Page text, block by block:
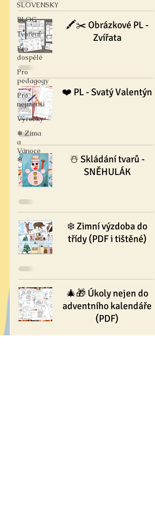
SLOVENSKY
BLOG
Tvoření
Pro
dospělé
Pro
pedagogy
Pro
nejmenší
Výrobky
❄ Zima
a
Vánoce
❄
🖍✂️ Obrázkové PL -
Zvířata
❤️ PL - Svatý Valentýn
☃️ Skládání tvarů -
SNĚHULÁK
❄️ Zimní výzdoba do
třídy (PDF i tištěné)
🎄🎁 Úkoly nejen do
adventního kalendáře
(PDF)